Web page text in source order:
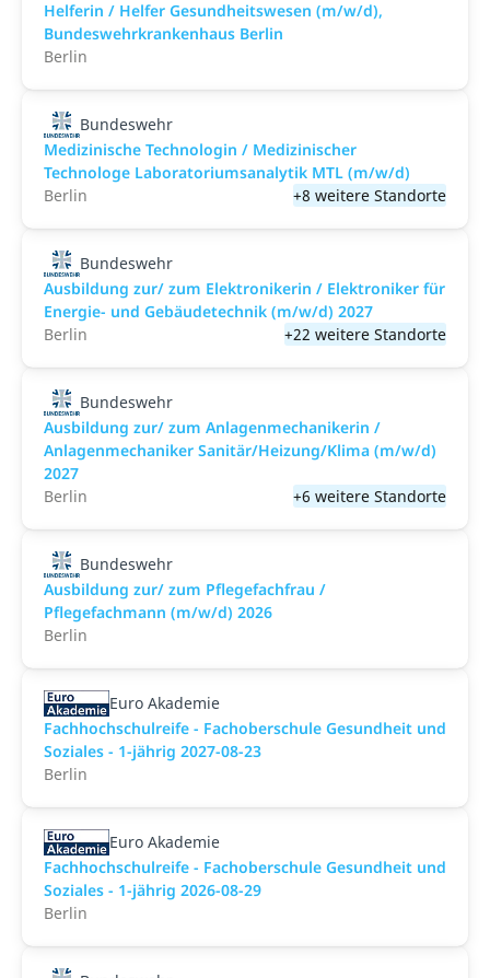
Helferin / Helfer Gesundheitswesen (m/w/d),
Bundeswehrkrankenhaus Berlin
Berlin
Bundeswehr
Medizinische Technologin / Medizinischer
Technologe Laboratoriumsanalytik MTL (m/w/d)
Berlin
+8 weitere Standorte
Bundeswehr
Ausbildung zur/ zum Elektronikerin / Elektroniker für
Energie- und Gebäudetechnik (m/w/d) 2027
Berlin
+22 weitere Standorte
Bundeswehr
Ausbildung zur/ zum Anlagenmechanikerin /
Anlagenmechaniker Sanitär/Heizung/Klima (m/w/d)
2027
Berlin
+6 weitere Standorte
Bundeswehr
Ausbildung zur/ zum Pflegefachfrau /
Pflegefachmann (m/w/d) 2026
Berlin
Euro Akademie
Fachhochschulreife - Fachoberschule Gesundheit und
Soziales - 1-jährig 2027-08-23
Berlin
Euro Akademie
Fachhochschulreife - Fachoberschule Gesundheit und
Soziales - 1-jährig 2026-08-29
Berlin